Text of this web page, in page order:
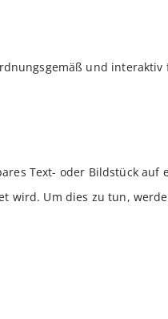
und
Text- oder Bildstück auf
wird. Um dies zu tun,